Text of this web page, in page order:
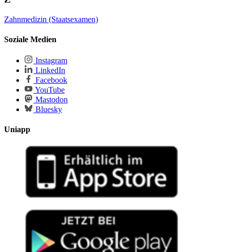
Zahnmedizin (Staatsexamen)
Soziale Medien
Instagram
LinkedIn
Facebook
YouTube
Mastodon
Bluesky
Uniapp